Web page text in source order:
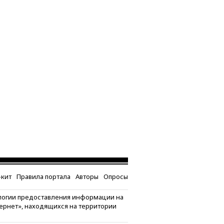
Правила портала Авторы Опросы
предоставления информации на
находящихся на территории